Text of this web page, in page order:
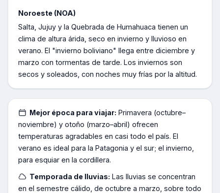
Noroeste (NOA)
Salta, Jujuy y la Quebrada de Humahuaca tienen un
clima de altura árida, seco en invierno y lluvioso en
verano. El "invierno boliviano" llega entre diciembre y
marzo con tormentas de tarde. Los inviernos son
secos y soleados, con noches muy frías por la altitud.
Mejor época para viajar: Primavera (octubre–
noviembre) y otoño (marzo–abril) ofrecen
temperaturas agradables en casi todo el país. El
verano es ideal para la Patagonia y el sur; el invierno,
para esquiar en la cordillera.
Temporada de lluvias: Las lluvias se concentran
en el semestre cálido, de octubre a marzo, sobre todo